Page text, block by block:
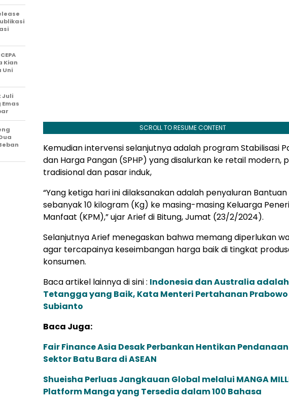
SCROLL TO RESUME CONTENT
Kemudian intervensi selanjutnya adalah program Stabilisasi
dan Harga Pangan (SPHP) yang disalurkan ke retail modern,
tradisional dan pasar induk,
“Yang ketiga hari ini dilaksanakan adalah penyaluran
sebanyak 10 kilogram (Kg) ke masing-masing Keluarga
Manfaat (KPM),” ujar Arief di Bitung, Jumat (23/2/2024).
Selanjutnya Arief menegaskan bahwa memang diperlukan
agar tercapainya keseimbangan harga baik di tingkat
konsumen.
Baca artikel lainnya di sini : Indonesia dan Australia adalah
Tetangga yang Baik, Kata Menteri Pertahanan Prabowo
Subianto
Baca Juga:
Fair Finance Asia Desak Perbankan Hentikan
Sektor Batu Bara di ASEAN
Shueisha Perluas Jangkauan Global melalui MANGA
Platform Manga yang Tersedia dalam 100 Bahasa
Kian
Uni
Juli